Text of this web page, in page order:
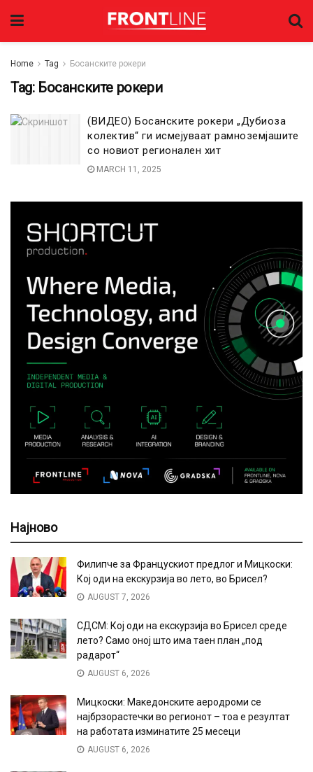
Home Tag Босанските рокери
Tag: Босанските рокери
(ВИДЕО) Босанските рокери „Дубиоза
колектив“ ги исмејуваат рамноземјашите
со новиот регионален хит
MARCH 11, 2025
Најново
Филипче за Францускиот предлог и Мицкоски:
Кој оди на екскурзија во лето, во Брисел?
AUGUST 7, 2026
СДСМ: Кој оди на екскурзија во Брисел среде
лето? Само оној што има таен план „под
радарот“
AUGUST 6, 2026
Мицкоски: Македонските аеродроми се
најбрзорастечки во регионот – тоа е резултат
на работата изминатите 25 месеци
AUGUST 6, 2026